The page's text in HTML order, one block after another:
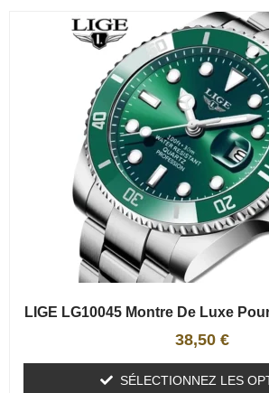
LIGE LG10045 Montre De Luxe
38,50 €
SÉLECTIONNEZ LES